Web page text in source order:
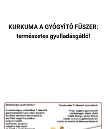
KURKUMA A GYÓGYÍTÓ FŰSZER:
természetes gyulladásgátló!